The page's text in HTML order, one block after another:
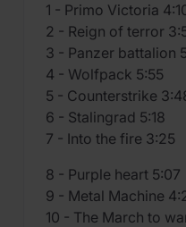
1 - Primo Victoria
2 - Reign of terror
3 - Panzer battalion
4 - Wolfpack 5:55
5 - Counterstrike
6 - Stalingrad 5:18
7 - Into the fire 3:25
8 - Purple heart 5:07
9 - Metal Machine
10 - The March to